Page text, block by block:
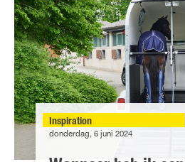
Inspiration
donderdag, 6 juni 2024